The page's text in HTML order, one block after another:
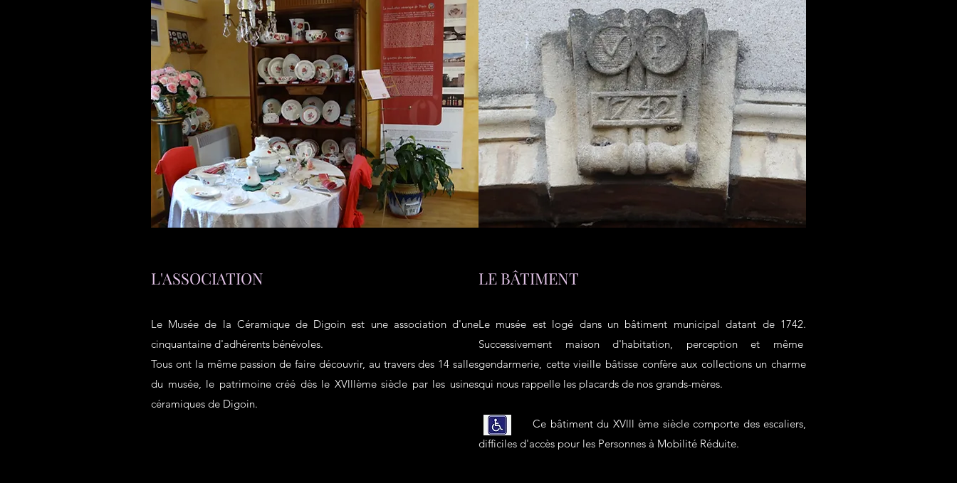
L'ASSOCIATION
Le Musée de la Céramique de Digoin est une association d'une
cinquantaine d'adhérents bénévoles.
Tous ont la même passion de faire découvrir, au travers des 14 salles
du musée, le patrimoine créé dès le XVlllème siècle par les usines
céramiques de Digoin.
LE BÂTIMENT
Le musée est logé dans un bâtiment municipal datant de 1742.
Successivement maison d'habitation, perception et même
gendarmerie, cette vieille bâtisse confère aux collections un charme
qui nous rappelle les placards de nos grands-mères.
Ce bâtiment du XVlll ème siècle comporte des escaliers,
difficiles d'accès pour les Personnes à Mobilité Réduite.